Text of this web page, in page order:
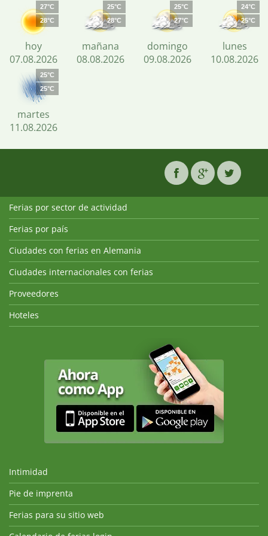
27°C
28°C
hoy
07.08.2026
25°C
28°C
mañana
08.08.2026
25°C
27°C
domingo
09.08.2026
24°C
25°C
lunes
10.08.2026
25°C
25°C
martes
11.08.2026
Ferias por sector de actividad
Ferias por país
Ciudades con ferias en Alemania
Ciudades internacionales con ferias
Proveedores
Hoteles
Intimidad
Pie de imprenta
Ferias para su sitio web